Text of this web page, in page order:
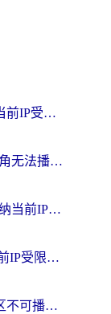
在海外看咪咕视频世界杯直播当前IP受限制？这篇指南帮你搞定所有体育赛事观看难题
在国外看世界杯西班牙 vs 佛得角无法播放？这篇指南帮你解锁所有中文体育直播
在海外看世界杯哥伦比亚 vs 加纳当前IP受限制？这篇指南帮你流畅看中文解说赛事
在越南看CCTV5世界杯直播当前IP受限制？海外党体育观赛终极指南来了
在日本看央视频世界杯当前地区不可播放？海外党体育观赛终极指南